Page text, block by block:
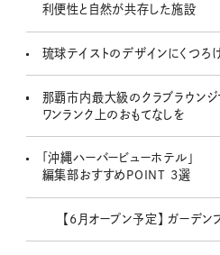
利便性と自然が共存した施設
琉球テイストのデザインにくつろ
那覇市内最大級のクラブラウンジ
ワンランク上のおもてなしを
「沖縄ハーバービューホテル」
編集部おすすめPOINT 3選
【6月オープン予定】 ガーデン